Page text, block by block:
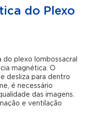
do Plexo
plexo lombossacral
magnética. O
desliza para dentro
é necessário
das imagens.
e ventilação